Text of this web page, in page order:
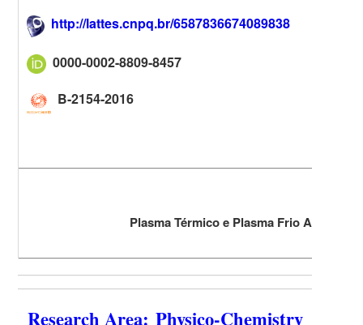
http://lattes.cnpq.br/6587836674089838
0000-0002-8809-8457
B-2154-2016
Plasma Térmico e Plasma Frio
Research Area: Physico-Chemistry